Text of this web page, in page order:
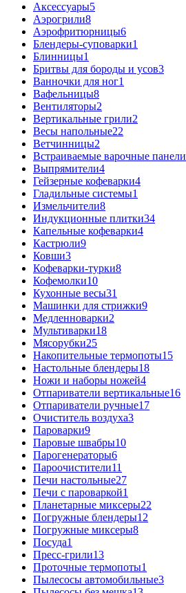
Аксессуары5
Аэрогрили8
Аэрофритюрницы6
Блендеры-суповарки1
Блинницы1
Бритвы для бороды и усов3
Ванночки для ног1
Вафельницы8
Вентиляторы2
Вертикальные грили2
Весы напольные22
Ветчинницы2
Встраиваемые варочные панели
Выпрямители4
Гейзерные кофеварки4
Гладильные системы1
Измельчители8
Индукционные плитки34
Капельные кофеварки4
Кастрюли9
Ковши3
Кофеварки-турки8
Кофемолки10
Кухонные весы31
Машинки для стрижки9
Медленноварки2
Мультиварки18
Мясорубки25
Накопительные термопоты15
Настольные блендеры18
Ножи и наборы ножей4
Отпариватели вертикальные16
Отпариватели ручные17
Очиститель воздуха3
Пароварки9
Паровые швабры10
Парогенераторы6
Пароочистители11
Печи настольные27
Печи с пароваркой1
Планетарные миксеры22
Погружные блендеры12
Погружные миксеры8
Посуда1
Пресс-грили13
Проточные термопоты1
Пылесосы автомобильные3